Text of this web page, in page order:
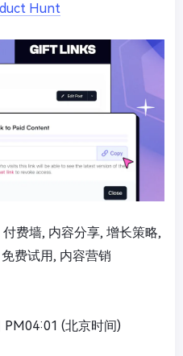
Hunt
费墙, 内容分享, 增长策略,
费试用, 内容营销
PM04:01 (北京时间)